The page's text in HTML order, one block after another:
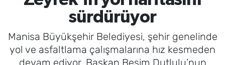
sürdürüyor
Manisa Büyükşehir Belediyesi, şehir genelinde
yol ve asfaltlama çalışmalarına hız kesmeden
3.SAYFA
EĞİTİM
SAĞLIK
Süper Lig Puan Durumu ve Fikstür
Tüm Manşetler
Son Dakika Haberleri